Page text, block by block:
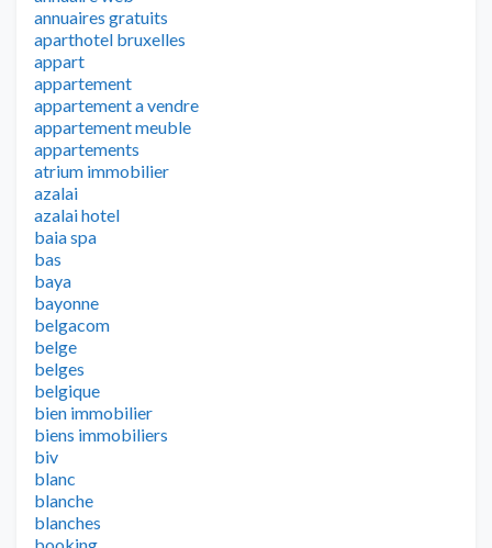
annuaires gratuits
aparthotel bruxelles
appart
appartement
appartement a vendre
appartement meuble
appartements
atrium immobilier
azalai
azalai hotel
baia spa
bas
baya
bayonne
belgacom
belge
belges
belgique
bien immobilier
biens immobiliers
biv
blanc
blanche
blanches